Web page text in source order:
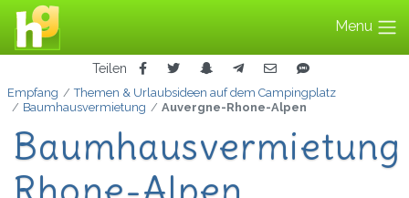
Menu
Teilen
Empfang
Themen & Urlaubsideen auf dem Campingplatz
Baumhausvermietung
Auvergne-Rhone-Alpen